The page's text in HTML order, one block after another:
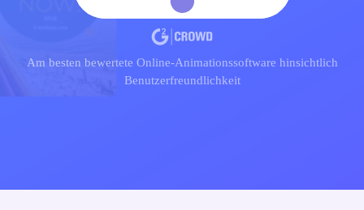
Am besten bewertete Online-Animationssoftware hinsichtlich
Benutzerfreundlichkeit